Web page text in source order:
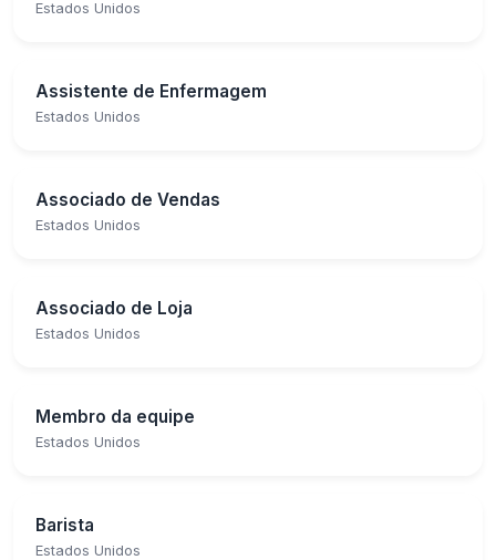
Estados Unidos
Assistente de Enfermagem
Estados Unidos
Associado de Vendas
Estados Unidos
Associado de Loja
Estados Unidos
Membro da equipe
Estados Unidos
Barista
Estados Unidos